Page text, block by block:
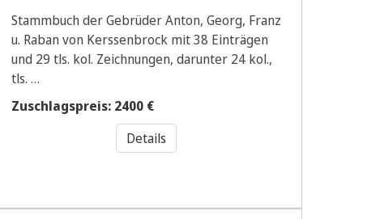
Stammbuch der Gebrüder Anton, Georg, Franz
u. Raban von Kerssenbrock mit 38 Einträgen
und 29 tls. kol. Zeichnungen, darunter 24 kol.,
tls. …
Zuschlagspreis: 2400 €
Details